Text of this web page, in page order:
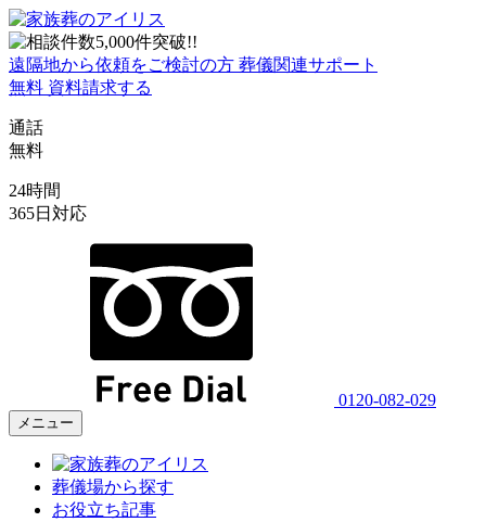
遠隔地から依頼をご検討の方 葬儀関連サポート
無料 資料請求する
通話
無料
24時間
365日対応
0120-082-029
メニュー
葬儀場から探す
お役立ち記事